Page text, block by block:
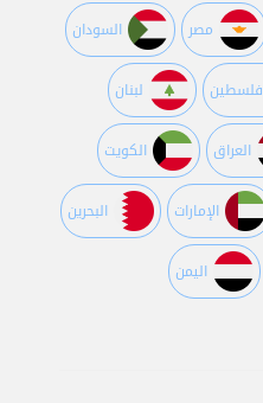
مصر السودان
فلسطين لبنان
العراق الكويت
اﻹمارات البحرين
اليمن